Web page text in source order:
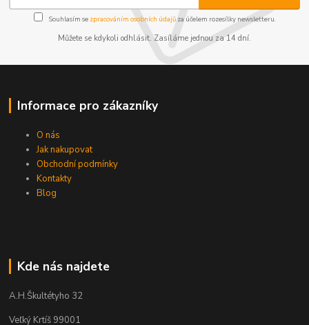
Souhlasím se zpracováním osobních údajůza účelem rozesílky newsletteru.
Můžete se kdykoli odhlásit. Zasíláme jednou za 14 dní.
Informace pro zákazníky
O nás
Jak nakupovat
Obchodní podmínky
Kontakty
Blog
Kde nás najdete
A.H.Škultétyho 32
Veľký Krtíš 99001